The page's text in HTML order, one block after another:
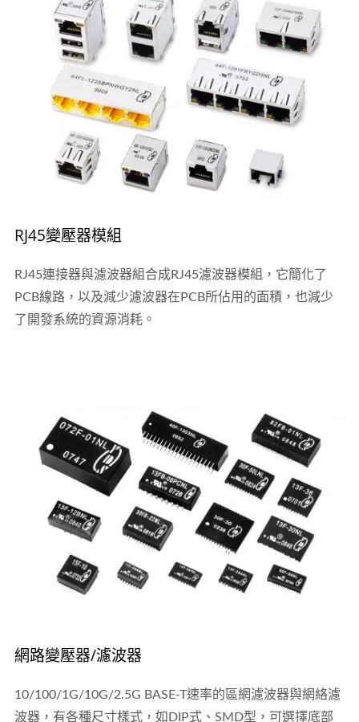
RJ45變壓器模組
RJ45連接器與濾波器組合成RJ45濾波器模組，它簡化了
PCB線路，以及減少濾波器在PCB所佔用的面積，也減少
了開發系統的資源消耗。
網路變壓器/濾波器
10/100/1G/10G/2.5G BASE-T速率的區網濾波器與網絡濾
波器，有各種尺寸樣式，如DIP式、SMD型，可選擇底部